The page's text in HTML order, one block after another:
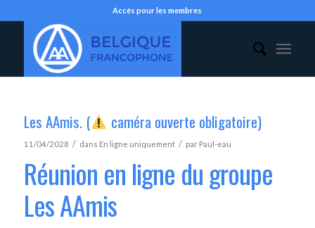
Accès pour les membres
Les AAmis. ( caméra ouverte obligatoire)
11/04/2028 / dans En ligne uniquement / par Paul-eau
Réunion en ligne du groupe
Les AAmis